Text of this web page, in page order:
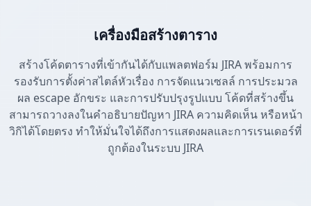
เครื่องมือสร้างตาราง
สร้างโค้ดตารางที่เข้ากันได้กับแพลตฟอร์ม JIRA พร้อมการ
รองรับการตั้งค่าสไตล์หัวเรื่อง การจัดแนวเซลล์ การประมวล
ผล escape อักขระ และการปรับปรุงรูปแบบ โค้ดที่สร้างขึ้น
สามารถวางลงในคำอธิบายปัญหา JIRA ความคิดเห็น หรือหน้า
วิกิได้โดยตรง ทำให้มั่นใจได้ถึงการแสดงผลและการเรนเดอร์ที่
ถูกต้องในระบบ JIRA